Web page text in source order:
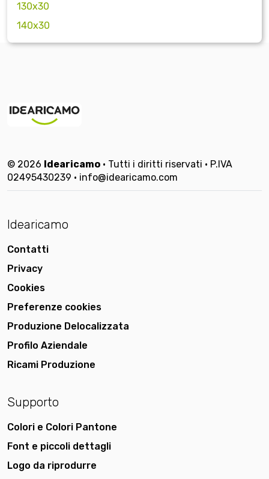
130x30
140x30
© 2026 Idearicamo • Tutti i diritti riservati • P.IVA
02495430239 • info@idearicamo.com
Idearicamo
Contatti
Privacy
Cookies
Preferenze cookies
Produzione Delocalizzata
Profilo Aziendale
Ricami Produzione
Supporto
Colori e Colori Pantone
Font e piccoli dettagli
Logo da riprodurre